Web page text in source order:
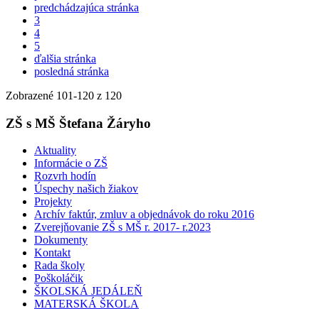
predchádzajúca stránka
3
4
5
ďalšia stránka
posledná stránka
Zobrazené 101-120 z 120
ZŠ s MŠ Štefana Žáryho
Aktuality
Informácie o ZŠ
Rozvrh hodín
Úspechy našich žiakov
Projekty
Archív faktúr, zmluv a objednávok do roku 2016
Zverejňovanie ZŠ s MŠ r. 2017- r.2023
Dokumenty
Kontakt
Rada školy
Poškoláčik
ŠKOLSKÁ JEDÁLEŇ
MATERSKÁ ŠKOLA